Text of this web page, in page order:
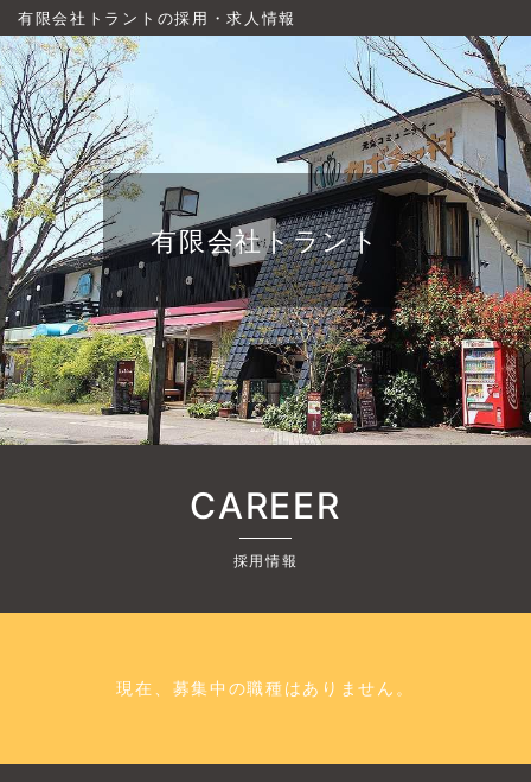
有限会社トラントの採用・求人情報
有限会社トラント
CAREER
採用情報
現在、募集中の職種はありません。